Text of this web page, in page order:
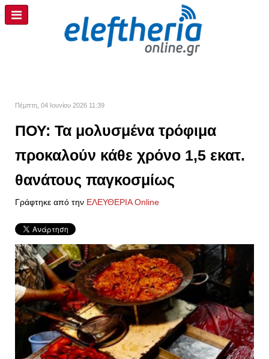
Πέμπτη, 04 Ιουνίου 2026 11:39
ΠΟΥ: Τα μολυσμένα τρόφιμα
προκαλούν κάθε χρόνο 1,5 εκατ.
θανάτους παγκοσμίως
Γράφτηκε από την ΕΛΕΥΘΕΡΙΑ Online